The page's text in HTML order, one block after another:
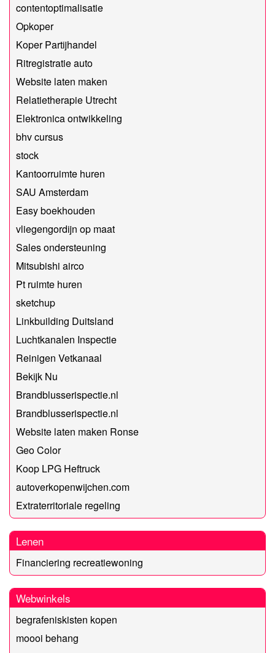
contentoptimalisatie
Opkoper
Koper Partijhandel
Ritregistratie auto
Website laten maken
Relatietherapie Utrecht
Elektronica ontwikkeling
bhv cursus
stock
Kantoorruimte huren
SAU Amsterdam
Easy boekhouden
vliegengordijn op maat
Sales ondersteuning
Mitsubishi airco
Pt ruimte huren
sketchup
Linkbuilding Duitsland
Luchtkanalen Inspectie
Reinigen Vetkanaal
Bekijk Nu
Brandblusserispectie.nl
Brandblusserispectie.nl
Website laten maken Ronse
Geo Color
Koop LPG Heftruck
autoverkopenwijchen.com
Extraterritoriale regeling
Lenen
Financiering recreatiewoning
Webwinkels
begrafeniskisten kopen
moooi behang